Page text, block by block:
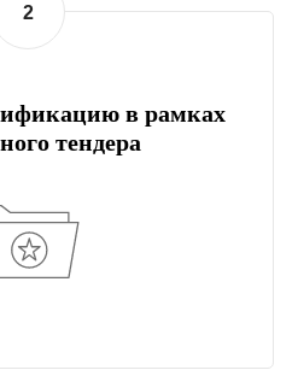
2
в рамках
тендера